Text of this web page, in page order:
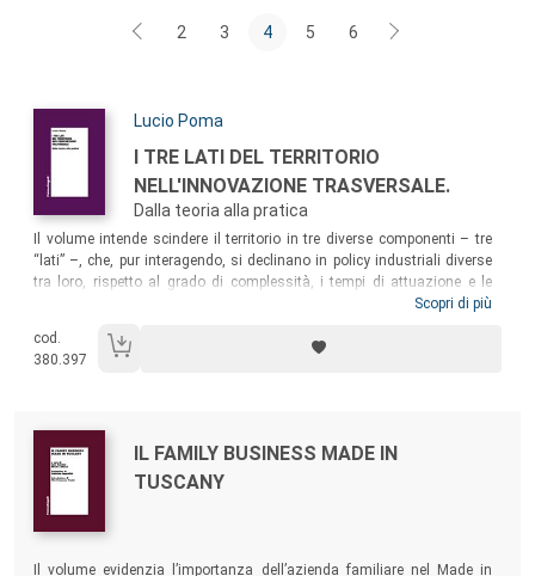
2 3 4 5 6
Autori:
Lucio Poma
Titolo:
I TRE LATI DEL TERRITORIO
NELL'INNOVAZIONE TRASVERSALE.
Dalla teoria alla pratica
Sommario:
Il volume intende scindere il territorio in tre diverse componenti – tre
“lati” –, che, pur interagendo, si declinano in policy industriali diverse
tra loro, rispetto al grado di complessità, i tempi di attuazione e le
connessioni a monte e a valle e i soggetti coinvolti. Il territorio viene
governance e infine come spazio fisico. L’interazione tra i lati diventa
cruciale nelle policy per l’innovazione in presenza di ciò che il testo
Scopri di più
cod.
380.397
Autori:
Titolo:
IL FAMILY BUSINESS MADE IN
TUSCANY
Sommario:
Il volume evidenzia l’importanza dell’azienda familiare nel Made in